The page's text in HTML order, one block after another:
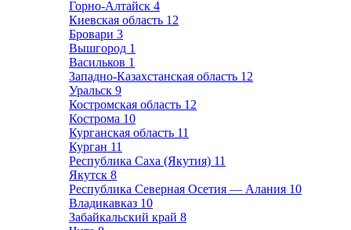
Горно-Алтайск 4
Киевская область 12
Бровари 3
Вышгород 1
Васильков 1
Западно-Казахстанская область 12
Уральск 9
Костромская область 12
Кострома 10
Курганская область 11
Курган 11
Республика Саха (Якутия) 11
Якутск 8
Республика Северная Осетия — Алания 10
Владикавказ 10
Забайкальский край 8